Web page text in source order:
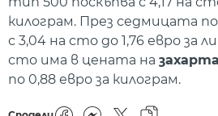
килограм. През седмицата
с 3,04 на сто до 1,76 евро за
сто има в цената на захарта
по 0,88 евро за килограм.